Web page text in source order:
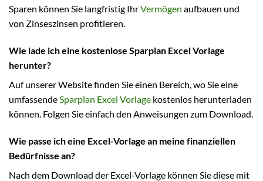
Sparen können Sie langfristig IhrVermögen aufbauen und
von Zinseszinsen profitieren.
Wie lade ich eine kostenlose Sparplan Excel Vorlage
herunter?
Auf unserer Website finden Sie einen Bereich, wo Sie eine
umfassende Sparplan Excel Vorlage kostenlos herunterladen
können. Folgen Sie einfach den Anweisungen zum Download.
Wie passe ich eine Excel-Vorlage an meine finanziellen
Bedürfnisse an?
Nach dem Download der Excel-Vorlage können Sie diese mit